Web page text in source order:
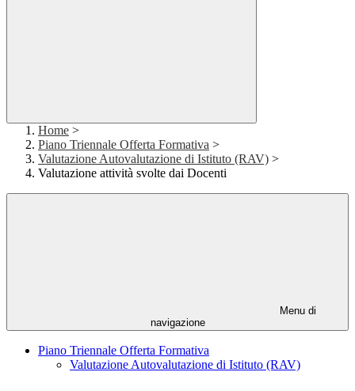
Home >
Piano Triennale Offerta Formativa >
Valutazione Autovalutazione di Istituto (RAV) >
Valutazione attività svolte dai Docenti
Menu di
navigazione
Piano Triennale Offerta Formativa
Valutazione Autovalutazione di Istituto (RAV)